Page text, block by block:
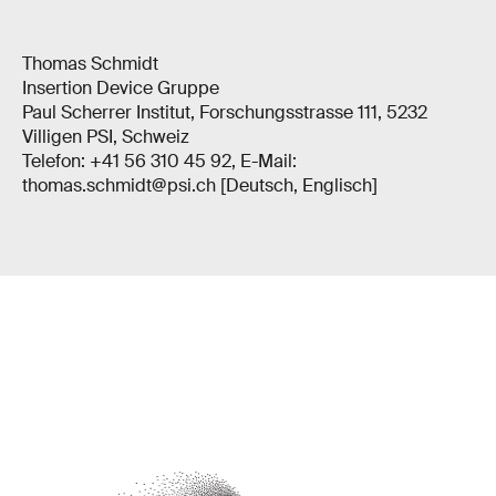
Thomas Schmidt
Insertion Device Gruppe
Paul Scherrer Institut, Forschungsstrasse 111, 5232
Villigen PSI, Schweiz
Telefon: +41 56 310 45 92, E-Mail:
thomas.schmidt@psi.ch [Deutsch, Englisch]